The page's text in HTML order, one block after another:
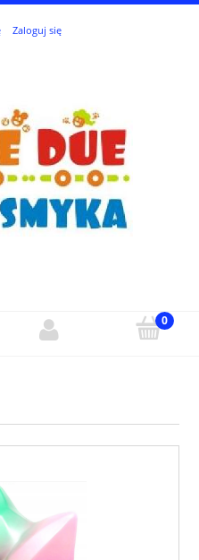
Zaloguj się